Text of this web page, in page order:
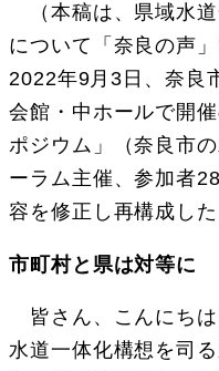
（本稿は、県域水
について「奈良の声
2022年9月3日、奈良
会館・中ホールで開
ポジウム」（奈良市
ーラム主催、参加者
容を修正し再構成した
市町村と県は対等に
皆さん、こんにち
水道一体化構想を司